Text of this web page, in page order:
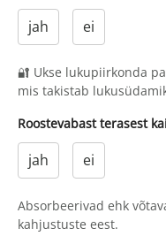
jah ei
🔐 Ukse lukupiirkonda
mis takistab
Roostevabast terasest
jah ei
Absorbeerivad ehk
kahjustuste eest.